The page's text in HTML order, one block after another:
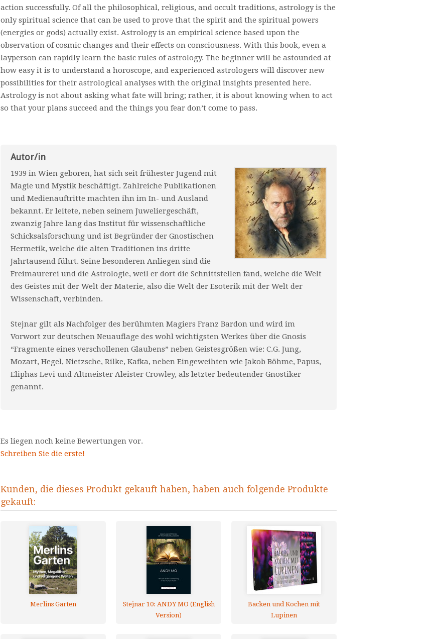
action successfully. Of all the philosophical, religious, and occult traditions, astrology is the
only spiritual science that can be used to prove that the spirit and the spiritual powers
(energies or gods) actually exist. Astrology is an empirical science based upon the
observation of cosmic changes and their effects on consciousness. With this book, even a
layperson can rapidly learn the basic rules of astrology. The beginner will be astounded at
how easy it is to understand a horoscope, and experienced astrologers will discover new
possibilities for their astrological analyses with the original insights presented here.
Astrology is not about asking what fate will bring; rather, it is about knowing when to act
so that your plans succeed and the things you fear don’t come to pass.
Autor/in
1939 in Wien geboren, hat sich seit frühester Jugend mit
Magie und Mystik beschäftigt. Zahlreiche Publikationen
und Medienauftritte machten ihn im In- und Ausland
bekannt. Er leitete, neben seinem Juweliergeschäft,
zwanzig Jahre lang das Institut für wissenschaftliche
Schicksalsforschung und ist Begründer der Gnostischen
Hermetik, welche die alten Traditionen ins dritte
Jahrtausend führt. Seine besonderen Anliegen sind die
Freimaurerei und die Astrologie, weil er dort die Schnittstellen fand, welche die Welt
des Geistes mit der Welt der Materie, also die Welt der Esoterik mit der Welt der
Wissenschaft, verbinden.
Stejnar gilt als Nachfolger des berühmten Magiers Franz Bardon und wird im
Vorwort zur deutschen Neuauflage des wohl wichtigsten Werkes über die Gnosis
“Fragmente eines verschollenen Glaubens” neben Geistesgrößen wie: C.G. Jung,
Mozart, Hegel, Nietzsche, Rilke, Kafka, neben Eingeweihten wie Jakob Böhme, Papus,
Eliphas Levi und Altmeister Aleister Crowley, als letzter bedeutender Gnostiker
genannt.
Es liegen noch keine Bewertungen vor.
Schreiben Sie die erste!
Kunden, die dieses Produkt gekauft haben, haben auch folgende Produkte
gekauft:
Merlins Garten
Stejnar 10: ANDY MO (English
Version)
Backen und Kochen mit
Lupinen